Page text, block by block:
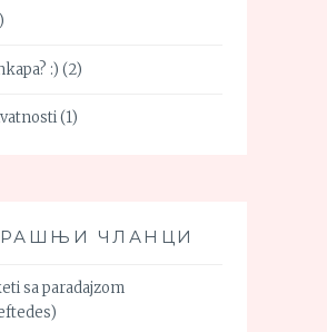
:) (2)
(1)
ЧЛАНЦИ
sa paradajzom